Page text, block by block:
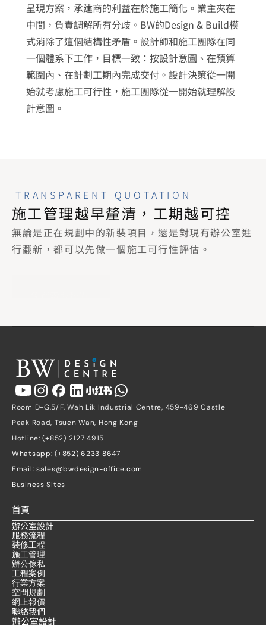
呈現方案，承建商的利益在於施工簡化。業主夾在
中間，負責調解所有分歧。BW的Design & Build模
式消除了這個結構性矛盾。設計師和施工團隊在同
一個體系下工作，目標一致：按設計意圖、在預算
範圍內、在計劃工期內完成交付。設計決策從一開
始就考慮施工可行性，施工團隊從一開始就理解設
計意圖。
TRANSPARENT QUOTATION
無論是正在規劃中的新裝項目，還是對現有辦公室進
行翻新，都可以先做一個施工可行性評估。
Room D-G,5/F, Wah Lik Industrial Centre, 459-469 Castle
Peak Road, Tsuen Wan, Hong Kong
Hotline: (+852) 2127 4915
Whatsapp: (+852) 6233 8647
Email: sales@bwdesign-office.com
Business Sites
首頁
辦公室設計
服務流程
裝修工程
施工管理
辦公傢私
工程案例
行業方案
空間規劃
網上報價
聯絡我們
辦公室設計